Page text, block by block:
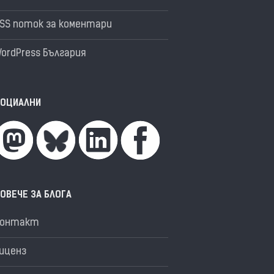
поток за коментари
България
ЗА БЛОГА